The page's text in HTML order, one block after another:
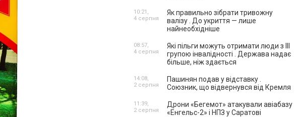
Як правильно зібрати тривожну
валізу . До укриття — лише
найнеобхідніше
10:21,
4 серпня
Які пільги можуть отримати люди з III
групою інвалідності . Держава надає
більше, ніж здається
08:57,
4 серпня
Пашинян подав у відставку .
Союзник, що відвернувся від Кремля
14:08,
2 серпня
Дрони «Бегемот» атакували авіабазу
«Енгельс-2» і НПЗ у Саратові
11:39,
2 серпня